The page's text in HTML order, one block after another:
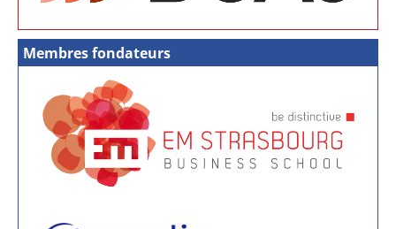
Membres fondateurs